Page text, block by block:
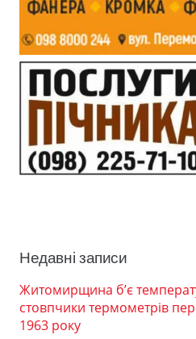
Недавні записи
Житомирщина б’є
стовпчики термометрів
1963 року